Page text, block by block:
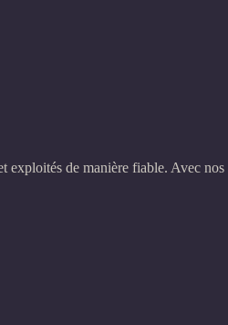
de manière fiable. Avec